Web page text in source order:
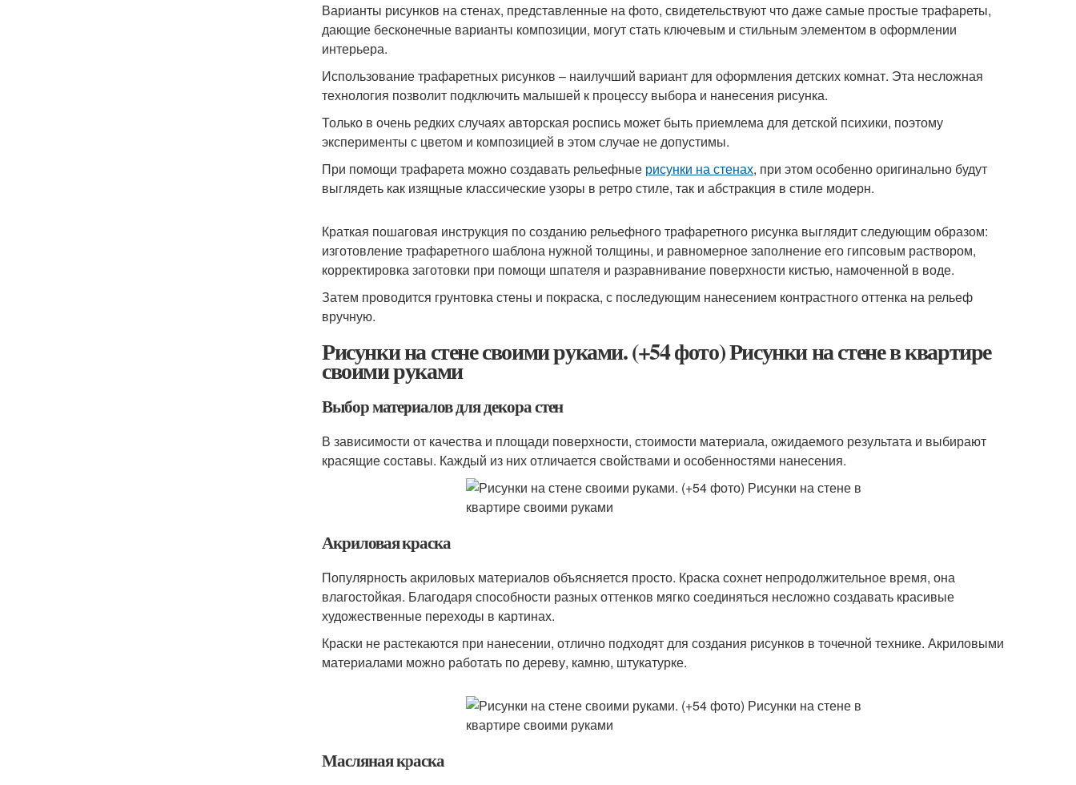
Варианты рисунков на стенах, представленные на фото, свидетельствуют что даже самые простые трафареты,
дающие бесконечные варианты композиции, могут стать ключевым и стильным элементом в оформлении
интерьера.
Использование трафаретных рисунков – наилучший вариант для оформления детских комнат. Эта несложная
технология позволит подключить малышей к процессу выбора и нанесения рисунка.
Только в очень редких случаях авторская роспись может быть приемлема для детской психики, поэтому
эксперименты с цветом и композицией в этом случае не допустимы.
При помощи трафарета можно создавать рельефные рисунки на стенах, при этом особенно оригинально будут
выглядеть как изящные классические узоры в ретро стиле, так и абстракция в стиле модерн.
Краткая пошаговая инструкция по созданию рельефного трафаретного рисунка выглядит следующим образом:
изготовление трафаретного шаблона нужной толщины, и равномерное заполнение его гипсовым раствором,
корректировка заготовки при помощи шпателя и разравнивание поверхности кистью, намоченной в воде.
Затем проводится грунтовка стены и покраска, с последующим нанесением контрастного оттенка на рельеф
вручную.
Рисунки на стене своими руками. (+54 фото) Рисунки на стене в квартире
своими руками
Выбор материалов для декора стен
В зависимости от качества и площади поверхности, стоимости материала, ожидаемого результата и выбирают
красящие составы. Каждый из них отличается свойствами и особенностями нанесения.
Акриловая краска
Популярность акриловых материалов объясняется просто. Краска сохнет непродолжительное время, она
влагостойкая. Благодаря способности разных оттенков мягко соединяться несложно создавать красивые
художественные переходы в картинах.
Краски не растекаются при нанесении, отлично подходят для создания рисунков в точечной технике. Акриловыми
материалами можно работать по дереву, камню, штукатурке.
Масляная краска